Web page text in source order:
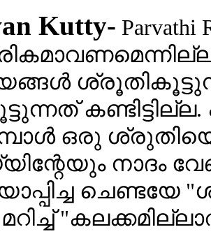
Kutty-
ഒരു
നാദം
ചെണ്ടയേ